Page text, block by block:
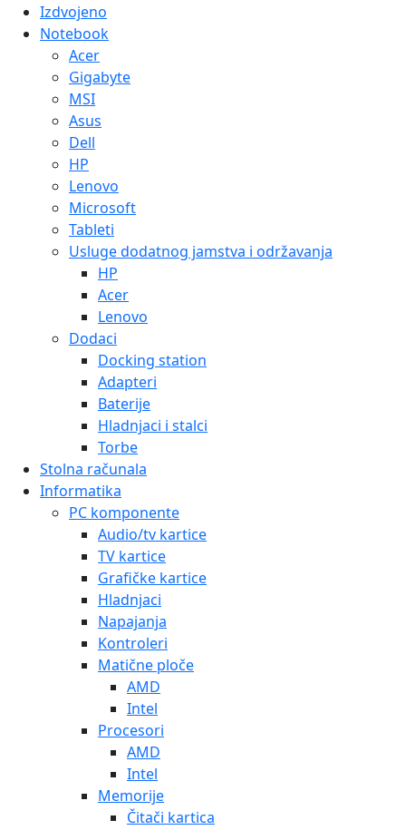
Izdvojeno
Notebook
Acer
Gigabyte
MSI
Asus
Dell
HP
Lenovo
Microsoft
Tableti
Usluge dodatnog jamstva i održavanja
HP
Acer
Lenovo
Dodaci
Docking station
Adapteri
Baterije
Hladnjaci i stalci
Torbe
Stolna računala
Informatika
PC komponente
Audio/tv kartice
TV kartice
Grafičke kartice
Hladnjaci
Napajanja
Kontroleri
Matične ploče
AMD
Intel
Procesori
AMD
Intel
Memorije
Čitači kartica